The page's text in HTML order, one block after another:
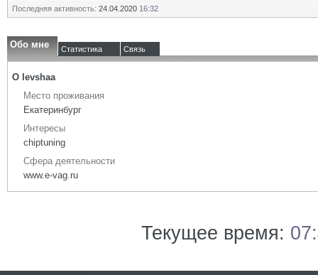
Последняя активность: 24.04.2020 16:32
Обо мне Статистика Связь
О levshaa
Место проживания
Екатеринбург
Интересы
chiptuning
Сфера деятельности
www.e-vag.ru
Текущее время: